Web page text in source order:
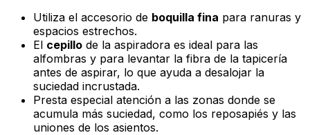
Utiliza el accesorio de boquilla fina para ranuras y
espacios estrechos.
El cepillo de la aspiradora es ideal para las
alfombras y para levantar la fibra de la tapicería
antes de aspirar, lo que ayuda a desalojar la
suciedad incrustada.
Presta especial atención a las zonas donde se
acumula más suciedad, como los reposapiés y las
uniones de los asientos.